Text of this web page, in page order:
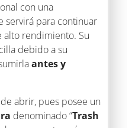
con una
servirá para continuar
rendimiento. Su
debido a su
antes y
abrir, pues posee un
denominado “Trash